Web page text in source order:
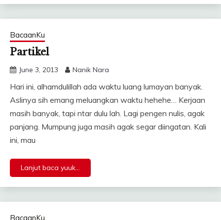
BacaanKu
Partikel
June 3, 2013 Nanik Nara
Hari ini, alhamdulillah ada waktu luang lumayan banyak.
Aslinya sih emang meluangkan waktu hehehe… Kerjaan
masih banyak, tapi ntar dulu lah. Lagi pengen nulis, agak
panjang. Mumpung juga masih agak segar diingatan. Kali
ini, mau
Lanjut baca yuuk...
BacaanKu